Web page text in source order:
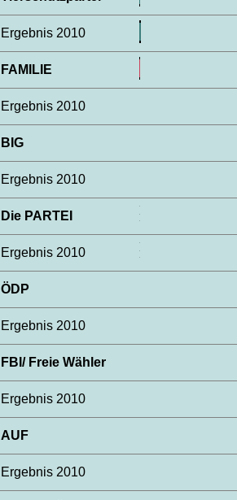
Ergebnis 2010
FAMILIE
Ergebnis 2010
BIG
Ergebnis 2010
Die PARTEI
Ergebnis 2010
ÖDP
Ergebnis 2010
FBI/ Freie Wähler
Ergebnis 2010
AUF
Ergebnis 2010